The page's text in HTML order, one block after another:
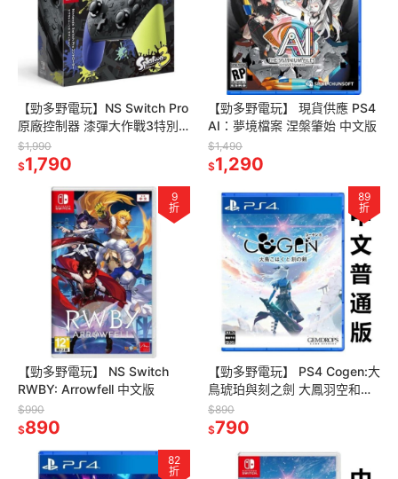
【勁多野電玩】NS Switch Pro
原廠控制器 漆彈大作戰3特別
版(台灣公司貨)
$1,990
$1,790
【勁多野電玩】 現貨供應 PS4
AI：夢境檔案 涅槃肇始 中文版
$1,490
$1,290
9
折
【勁多野電玩】 NS Switch
RWBY: Arrowfell 中文版
$990
$890
89
折
【勁多野電玩】 PS4 Cogen:大
鳥琥珀與刻之劍 大鳳羽空和刻
之劍 中文普通版
$890
$790
82
折